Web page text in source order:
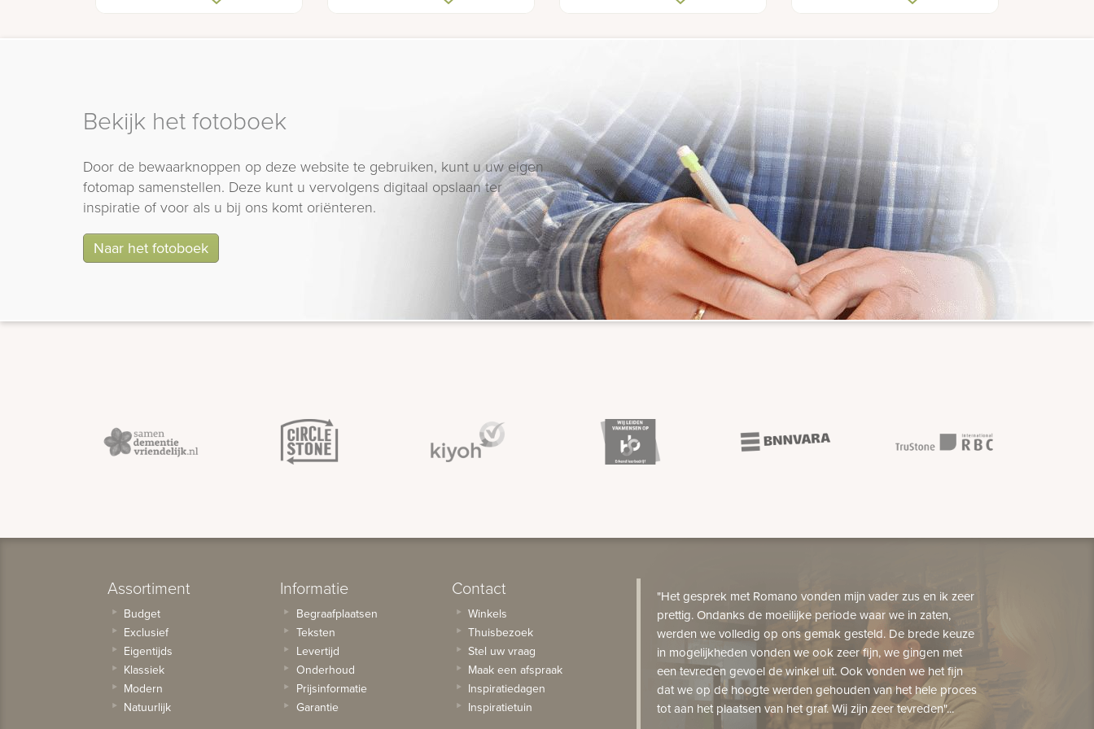
Bekijk het fotoboek
Door de bewaarknoppen op deze website te gebruiken, kunt u uw eigen
fotomap samenstellen. Deze kunt u vervolgens digitaal opslaan ter
inspiratie of voor als u bij ons komt oriënteren.
Naar het fotoboek
Assortiment
Budget
Exclusief
Eigentijds
Klassiek
Modern
Natuurlijk
Informatie
Begraafplaatsen
Teksten
Levertijd
Onderhoud
Prijsinformatie
Garantie
Contact
Winkels
Thuisbezoek
Stel uw vraag
Maak een afspraak
Inspiratiedagen
Inspiratietuin
"Het gesprek met Romano vonden mijn vader zus en ik zeer
prettig. Ondanks de moeilijke periode waar we in zaten,
werden we volledig op ons gemak gesteld. De brede keuze
in mogelijkheden vonden we ook zeer fijn, we gingen met
een tevreden gevoel de winkel uit. Ook vonden we het fijn
dat we op de hoogte werden gehouden van het hele proces
tot aan het plaatsen van het graf. Wij zijn zeer tevreden"...